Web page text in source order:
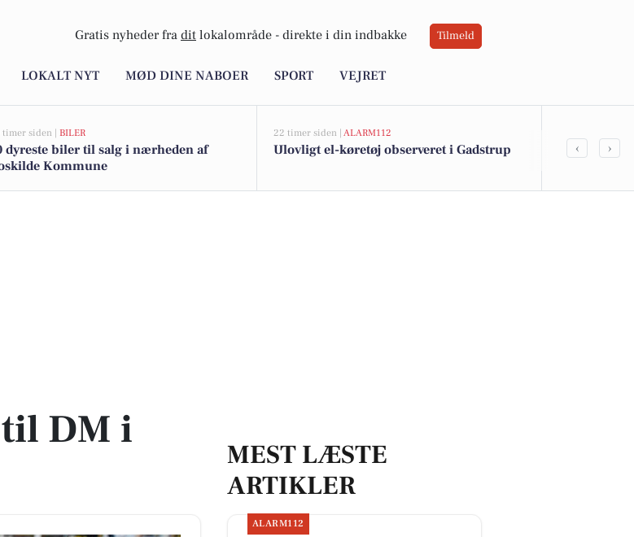
Gratis nyheder fra dit lokalområde - direkte i din indbakke Tilmeld
LOKALT NYT MØD DINE NABOER SPORT VEJRET
siden | BILER
dyreste biler til salg i nærheden af
Kommune
22 timer siden | ALARM112
Ulovligt el-køretøj observeret i Gadstrup
Savner du
‹ ›
DM i
MEST LÆSTE
ARTIKLER
ALARM112